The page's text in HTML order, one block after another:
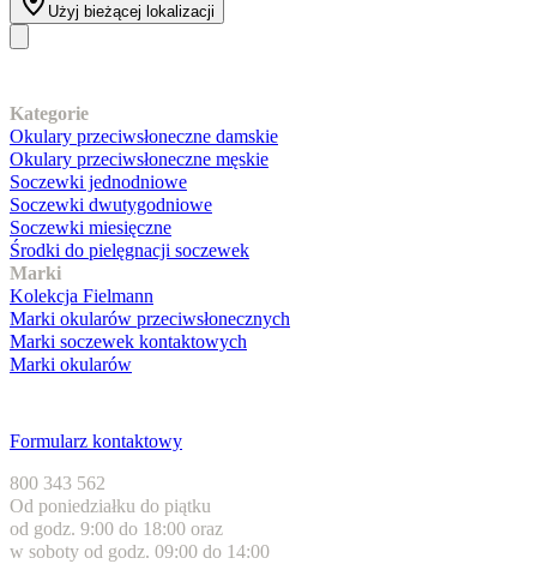
Użyj bieżącej lokalizacji
Kategorie
Okulary przeciwsłoneczne damskie
Okulary przeciwsłoneczne męskie
Soczewki jednodniowe
Soczewki dwutygodniowe
Soczewki miesięczne
Środki do pielęgnacji soczewek
Marki
Kolekcja Fielmann
Marki okularów przeciwsłonecznych
Marki soczewek kontaktowych
Marki okularów
Formularz kontaktowy
800 343 562
Od poniedziałku do piątku
od godz. 9:00 do 18:00 oraz
w soboty od godz. 09:00 do 14:00